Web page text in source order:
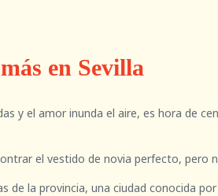
en Sevilla
y el amor inunda el aire, es hora de
el vestido de novia perfecto, pero
la provincia, una ciudad conocida